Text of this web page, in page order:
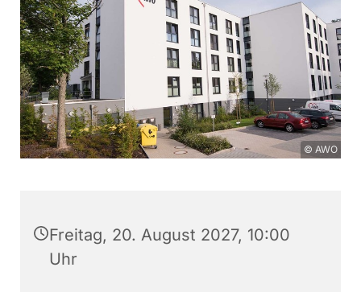
© AWO
Freitag, 20. August 2027, 10:00
Uhr